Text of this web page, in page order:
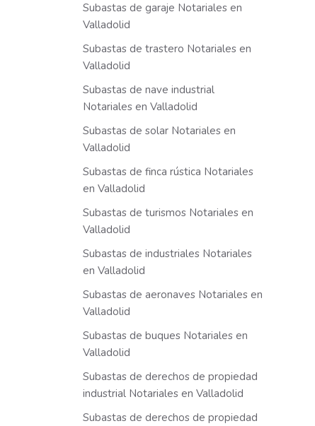
Subastas de garaje Notariales en
Valladolid
Subastas de trastero Notariales en
Valladolid
Subastas de nave industrial
Notariales en Valladolid
Subastas de solar Notariales en
Valladolid
Subastas de finca rústica Notariales
en Valladolid
Subastas de turismos Notariales en
Valladolid
Subastas de industriales Notariales
en Valladolid
Subastas de aeronaves Notariales en
Valladolid
Subastas de buques Notariales en
Valladolid
Subastas de derechos de propiedad
industrial Notariales en Valladolid
Subastas de derechos de propiedad